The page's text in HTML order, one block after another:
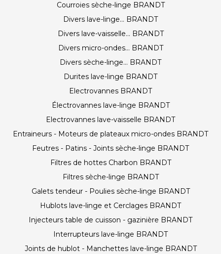
Courroies sèche-linge BRANDT
Divers lave-linge... BRANDT
Divers lave-vaisselle... BRANDT
Divers micro-ondes... BRANDT
Divers sèche-linge... BRANDT
Durites lave-linge BRANDT
Electrovannes BRANDT
Électrovannes lave-linge BRANDT
Electrovannes lave-vaisselle BRANDT
Entraineurs - Moteurs de plateaux micro-ondes BRANDT
Feutres - Patins - Joints sèche-linge BRANDT
Filtres de hottes Charbon BRANDT
Filtres sèche-linge BRANDT
Galets tendeur - Poulies sèche-linge BRANDT
Hublots lave-linge et Cerclages BRANDT
Injecteurs table de cuisson - gazinière BRANDT
Interrupteurs lave-linge BRANDT
Joints de hublot - Manchettes lave-linge BRANDT